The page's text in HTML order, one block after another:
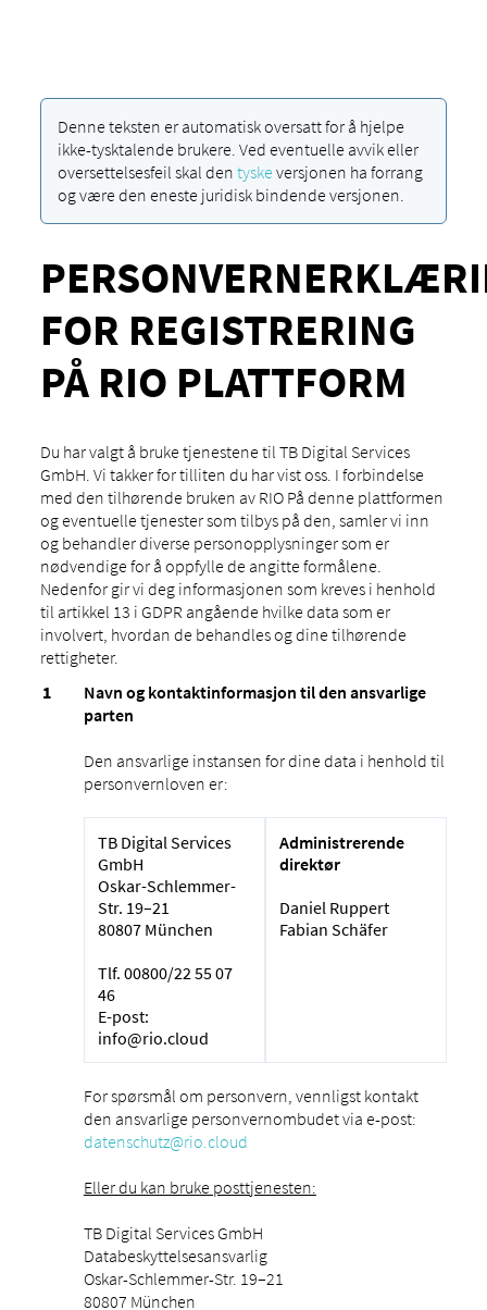
Denne teksten er automatisk oversatt for å hjelpe
ikke-tysktalende brukere. Ved eventuelle avvik eller
oversettelsesfeil skal den tyske versjonen ha forrang
og være den eneste juridisk bindende versjonen.
FOR REGISTRERING
PÅ RIO PLATTFORM
Du har valgt å bruke tjenestene til TB Digital Services
GmbH. Vi takker for tilliten du har vist oss. I forbindelse
med den tilhørende bruken av RIO På denne plattformen
og eventuelle tjenester som tilbys på den, samler vi inn
og behandler diverse personopplysninger som er
nødvendige for å oppfylle de angitte formålene.
Nedenfor gir vi deg informasjonen som kreves i henhold
til artikkel 13 i GDPR angående hvilke data som er
involvert, hvordan de behandles og dine tilhørende
rettigheter.
Navn og kontaktinformasjon til den ansvarlige
parten
Den ansvarlige instansen for dine data i henhold til
personvernloven er:
TB Digital Services
GmbH
Oskar-Schlemmer-
Str. 19–21
80807 München
Tlf. 00800/22 55 07
46
E-post:
info@rio.cloud
Administrerende
direktør
Daniel Ruppert
Fabian Schäfer
For spørsmål om personvern, vennligst kontakt
den ansvarlige personvernombudet via e-post:
datenschutz@rio.cloud
Eller du kan bruke posttjenesten:
TB Digital Services GmbH
Databeskyttelsesansvarlig
Oskar-Schlemmer-Str. 19–21
80807 München